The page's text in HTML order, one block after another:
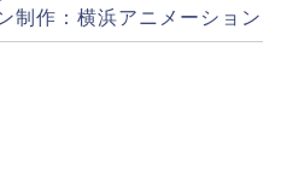
制作：横浜アニメーション